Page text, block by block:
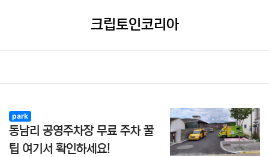
크립토인코리아
park
동남리 공영주차장 무료 주차 꿀
팁 여기서 확인하세요!